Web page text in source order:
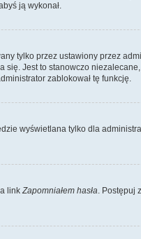
ją wykonał.
tylko przez ustawiony przez
Jest to stanowczo
zablokował tę funkcję.
wyświetlana tylko dla
linkZapomniałem hasła. Postępuj